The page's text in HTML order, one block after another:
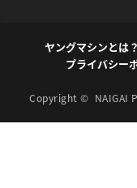
ヤングマシンとは？
プライバシー
Copyright © NAIGAI